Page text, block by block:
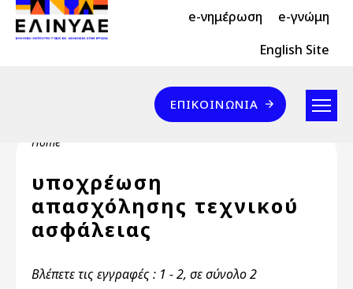
Skip to main content
Header Top 2 e-νημέρωση e-γνώμη
Header Top English Site
Επικοινωνία
ΕΠΙΚΟΙΝΩΝΊΑ
Breadcrumb
Home
υποχρέωση
απασχόλησης τεχνικού
ασφάλειας
Βλέπετε τις εγγραφές : 1 - 2, σε σύνολο 2